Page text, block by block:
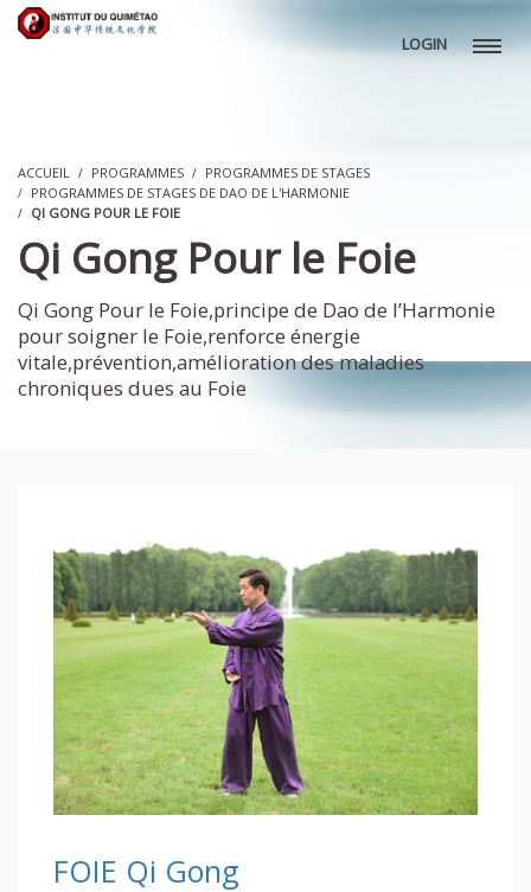
LOGIN
ACCUEIL PROGRAMMES
PROGRAMMES DE STAGES
PROGRAMMES DE STAGES DE DAO DE L'HARMONIE
QI GONG POUR LE FOIE
Qi Gong Pour le Foie
Qi Gong Pour le Foie,principe de Dao de l’Harmonie
pour soigner le Foie,renforce énergie
vitale,prévention,amélioration des maladies
chroniques dues au Foie
FOIE Qi Gong